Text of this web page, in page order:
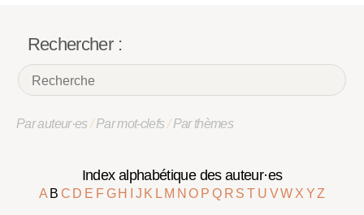
Rechercher :
Par auteur·es/Par mot-clefs/Par thèmes
Index alphabétique des auteur·es
A B C D E F G H J K L M NO P Q R ST U VW X YZ